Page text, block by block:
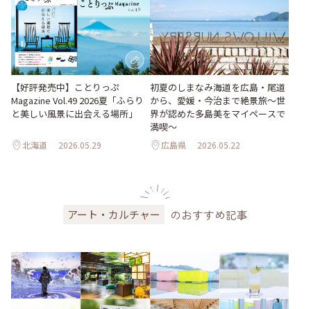
【好評発売中】ことりっぷ
Magazine Vol.49 2026夏「ふらり
と美しい風景に出会える場所」
北海道 2026.05.29
初夏のしまなみ海道を広島・尾道
から、愛媛・今治まで絶景旅〜世
界が認めた多島美をマイペースで
満喫〜
広島県 2026.05.22
アート・カルチャー のおすすめ記事